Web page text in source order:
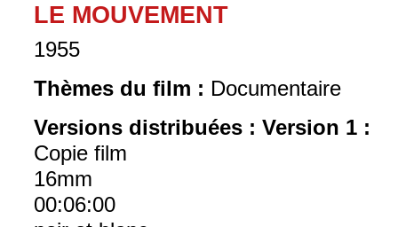
LE MOUVEMENT
1955
Thèmes du film : Documentaire
Versions distribuées : Version 1 :
Copie film
16mm
00:06:00